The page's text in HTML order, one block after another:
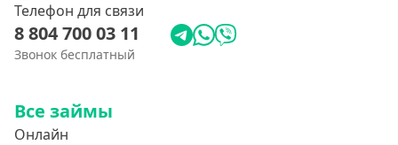
Телефон для связи
8 804 700 03 11
Звонок бесплатный
Все займы
Онлайн